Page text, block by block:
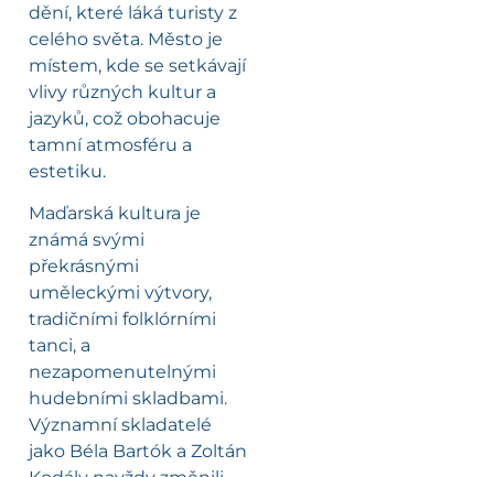
dění, které láká turisty z
celého světa. Město je
místem, kde se setkávají
vlivy různých kultur a
jazyků, což obohacuje
tamní atmosféru a
estetiku.
Maďarská kultura je
známá svými
překrásnými
uměleckými výtvory,
tradičními folklórními
tanci, a
nezapomenutelnými
hudebními skladbami.
Významní skladatelé
jako Béla Bartók a Zoltán